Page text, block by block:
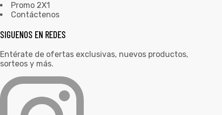
Promo 2X1
Contáctenos
SIGUENOS EN REDES
Entérate de ofertas exclusivas, nuevos productos,
sorteos y más.